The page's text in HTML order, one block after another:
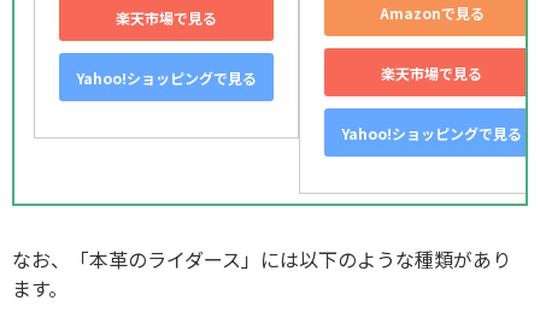
楽天市場で見る
Yahoo!ショッピングで見る
Amazonで見る
楽天市場で見る
Yahoo!ショッピングで見る
なお、「本革のライダース」には以下のような種類があり
ます。